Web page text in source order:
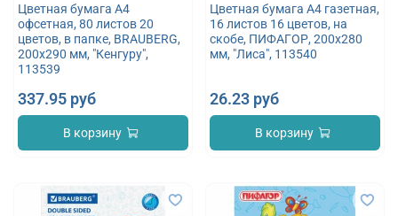
Цветная бумага А4
офсетная, 80 листов 20
цветов, в папке, BRAUBERG,
200х290 мм, "Кенгуру",
113539
337.95 руб
В корзину
Цветная бумага А4 газетная,
16 листов 16 цветов, на
скобе, ПИФАГОР, 200х280
мм, "Лиса", 113540
26.23 руб
В корзину